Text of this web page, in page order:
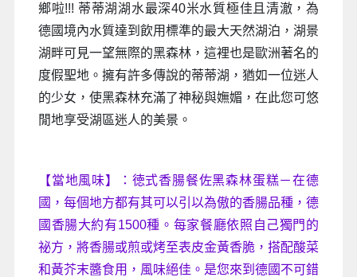
鄉啦!!! 蒂蒂湖湖水最深40米水質極佳且清澈，為
德國境內水質達到飲用標準的最大天然湖泊，湖景
湖畔可見一望無際的黑森林，這裡也是歐洲著名的
度假聖地。擁有許多傳說的蒂蒂湖，猶如一位迷人
的少女，使黑森林充滿了神秘與嫵媚，在此您可悠
閒地享受湖區迷人的美景。
【當地風味】：徳式香腸餐佐黑森林蛋糕－在德
國，每個地方都有其可以引以為傲的香腸品種，德
國香腸大約有1500種。每家餐廳依照自己獨門的
祕方，將香腸或煎或烤至表皮金黃香脆，搭配酸菜
和黃芥末醬食用，風味絕佳。是您來到德國不可錯